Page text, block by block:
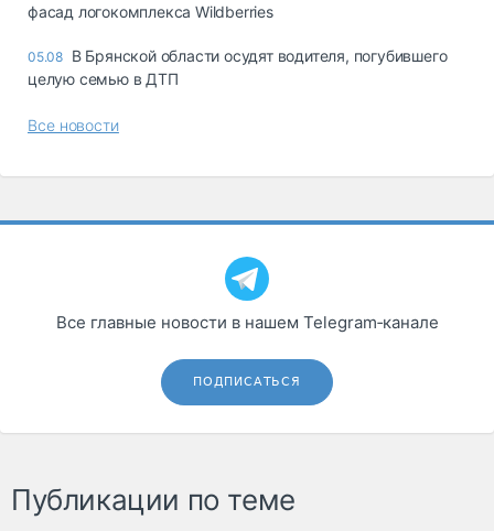
фасад логокомплекса Wildberries
05.08 В Брянской области осудят водителя, погубившего
целую семью в ДТП
Все новости
Все главные новости в нашем Telegram‑канале
ПОДПИСАТЬСЯ
Публикации по теме